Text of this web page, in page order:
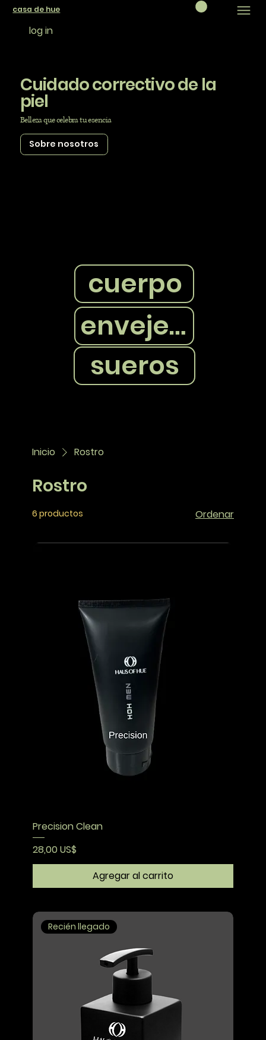
casa de hue
log in
Cuidado correctivo de la
piel
Belleza que celebra tu esencia
Sobre nosotros
cuerpo
envejecimiento
sueros
Inicio Rostro
Rostro
6 productos Ordenar
Precision Clean
Precio
28,00 US$
Agregar al carrito
Recién llegado